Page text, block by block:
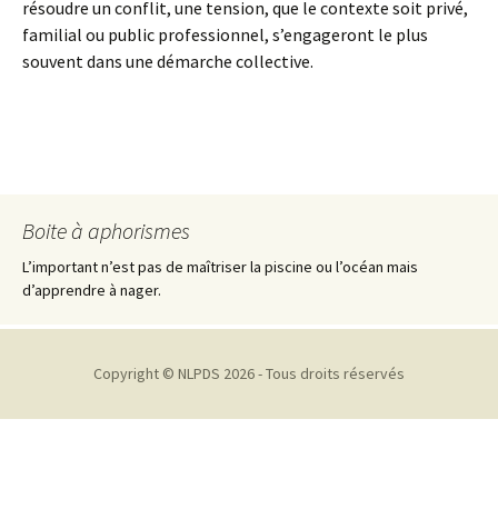
résoudre un conflit, une tension, que le contexte soit privé,
familial ou public professionnel, s’engageront le plus
souvent dans une démarche collective.
Boite à aphorismes
L’important n’est pas de maîtriser la piscine ou l’océan mais
d’apprendre à nager.
Copyright © NLPDS 2026 - Tous droits réservés